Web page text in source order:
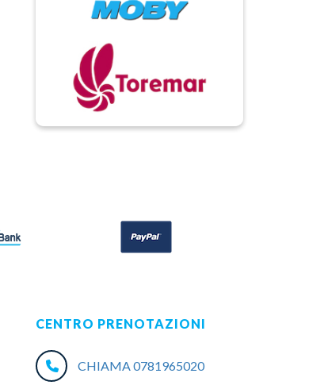
CENTRO PRENOTAZIONI
CHIAMA 0781965020